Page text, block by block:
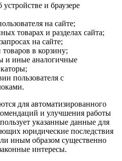
и браузере
на сайте;
товарах и разделах сайта;
на сайте;
в корзину;
и иные аналогичные
пользователя с
для автоматизированного
и улучшения работы
указанные данные для
юридические последствия
иным образом существенно
интересы.